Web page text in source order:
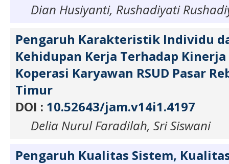
Dian Husiyanti, Rushadiyati
Pengaruh Karakteristik Individu
Kehidupan Kerja Terhadap
Koperasi Karyawan RSUD Pasar
Timur
DOI : 10.52643/jam.v14i1.4197
Delia Nurul Faradilah, Sri Siswani
Pengaruh Kualitas Sistem,